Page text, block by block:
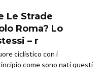
Le Strade
Roma? Lo
– r
ciclistico con i
come sono nati questi